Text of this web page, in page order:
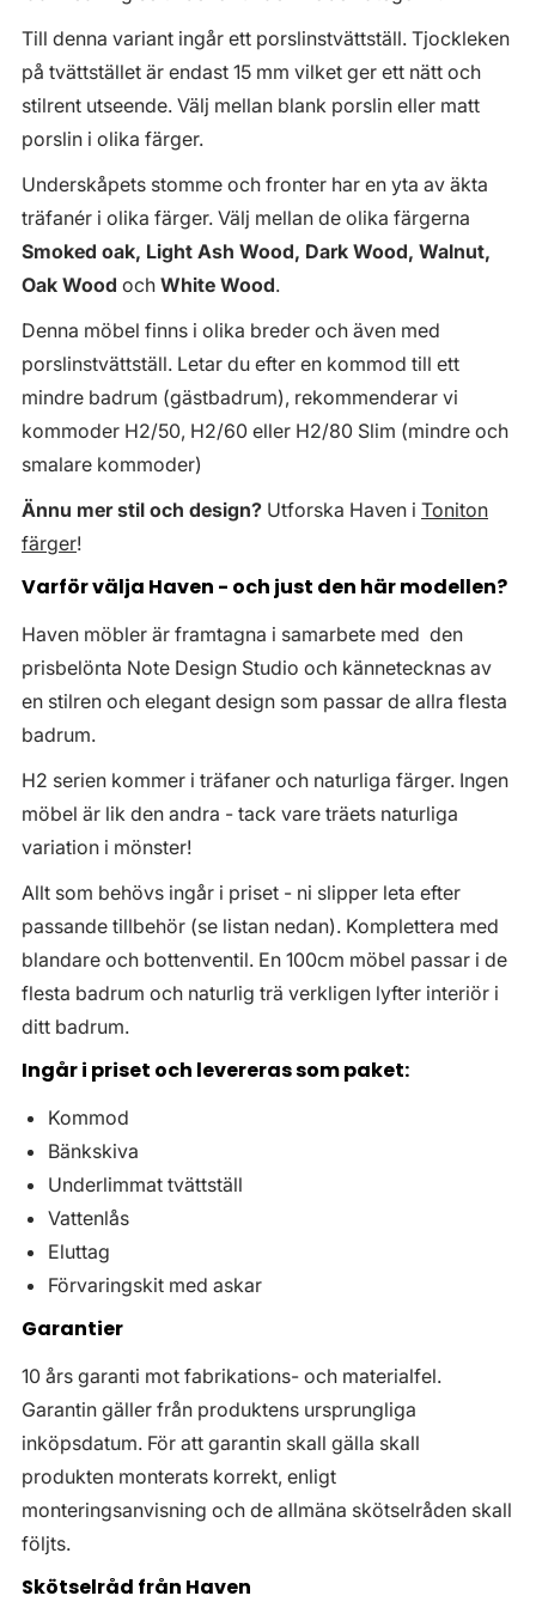
Till denna variant ingår ett porslinstvättställ. Tjockleken
på tvättstället är endast 15 mm vilket ger ett nätt och
stilrent utseende. Välj mellan blank porslin eller matt
porslin i olika färger.
Underskåpets stomme och fronter har en yta av äkta
träfanér i olika färger. Välj mellan de olika färgerna
Smoked oak, Light Ash Wood, Dark Wood, Walnut,
Oak Wood och White Wood.
Denna möbel finns i olika breder och även med
porslinstvättställ. Letar du efter en kommod till ett
mindre badrum (gästbadrum), rekommenderar vi
kommoder H2/50, H2/60 eller H2/80 Slim (mindre och
smalare kommoder)
Ännu mer stil och design? Utforska Haven i Toniton
färger!
Varför välja Haven - och just den här modellen?
Haven möbler är framtagna i samarbete med den
prisbelönta Note Design Studio och kännetecknas av
en stilren och elegant design som passar de allra flesta
badrum.
H2 serien kommer i träfaner och naturliga färger. Ingen
möbel är lik den andra - tack vare träets naturliga
variation i mönster!
Allt som behövs ingår i priset - ni slipper leta efter
passande tillbehör (se listan nedan). Komplettera med
blandare och bottenventil. En 100cm möbel passar i de
flesta badrum och naturlig trä verkligen lyfter interiör i
ditt badrum.
Ingår i priset och levereras som paket:
Kommod
Bänkskiva
Underlimmat tvättställ
Vattenlås
Eluttag
Förvaringskit med askar
Garantier
10 års garanti mot fabrikations- och materialfel.
Garantin gäller från produktens ursprungliga
inköpsdatum. För att garantin skall gälla skall
produkten monterats korrekt, enligt
monteringsanvisning och de allmäna skötselråden skall
följts.
Skötselråd från Haven